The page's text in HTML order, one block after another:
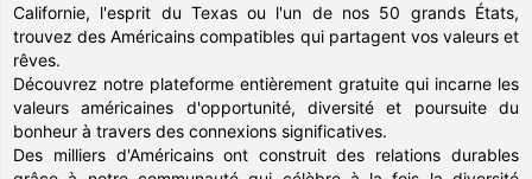
Californie, l'esprit du Texas ou l'un de nos 50 grands États,
trouvez des Américains compatibles qui partagent vos valeurs et
rêves.
Découvrez notre plateforme entièrement gratuite qui incarne les
valeurs américaines d'opportunité, diversité et poursuite du
bonheur à travers des connexions significatives.
Des milliers d'Américains ont construit des relations durables